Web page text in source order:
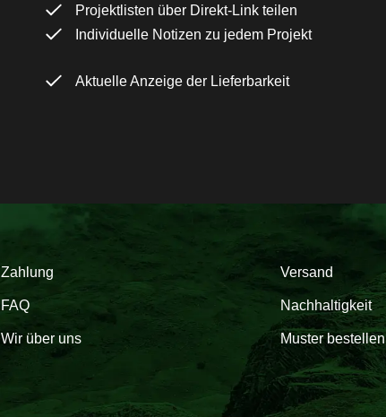
Projektlisten über Direkt-Link teilen
Individuelle Notizen zu jedem Projekt
Aktuelle Anzeige der Lieferbarkeit
Zahlung Versand
FAQ Nachhaltigkeit
Wir über uns Muster bestellen